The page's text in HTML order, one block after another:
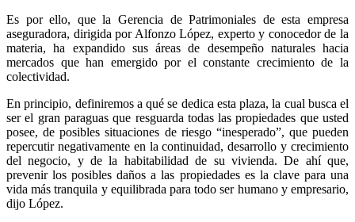
Es por ello, que la Gerencia de Patrimoniales de esta empresa
aseguradora, dirigida por Alfonzo López, experto y conocedor de la
materia, ha expandido sus áreas de desempeño naturales hacia
mercados que han emergido por el constante crecimiento de la
colectividad.
En principio, definiremos a qué se dedica esta plaza, la cual busca el
ser el gran paraguas que resguarda todas las propiedades que usted
posee, de posibles situaciones de riesgo “inesperado”, que pueden
repercutir negativamente en la continuidad, desarrollo y crecimiento
del negocio, y de la habitabilidad de su vivienda. De ahí que,
prevenir los posibles daños a las propiedades es la clave para una
vida más tranquila y equilibrada para todo ser humano y empresario,
dijo López.